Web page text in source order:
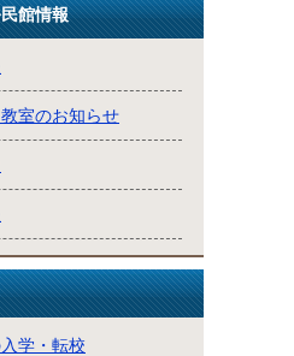
館情報
室のお知らせ
学・転校